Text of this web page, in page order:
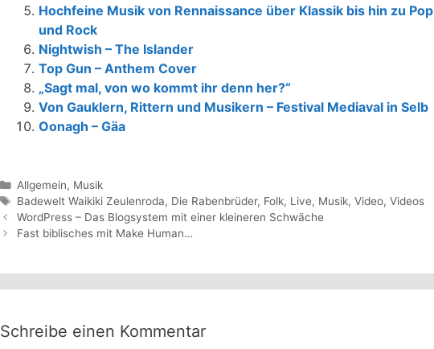
Hochfeine Musik von Rennaissance über Klassik bis hin zu Pop
und Rock
Nightwish – The Islander
Top Gun – Anthem Cover
„Sagt mal, von wo kommt ihr denn her?“
Von Gauklern, Rittern und Musikern – Festival Mediaval in Selb
Oonagh – Gäa
Kategorien
Allgemein, Musik
Schlagwörter
Badewelt Waikiki Zeulenroda, Die Rabenbrüder, Folk, Live, Musik,Video,Videos
WordPress – Das Blogsystem mit einer kleineren Schwäche
Fast biblisches mit Make Human…
Schreibe einen Kommentar